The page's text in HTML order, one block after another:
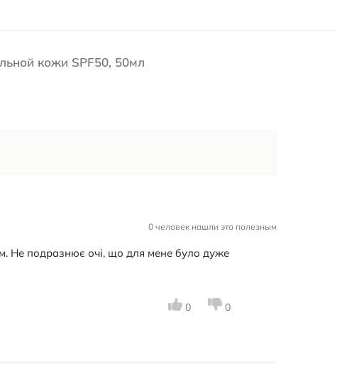
кожи SPF50, 50мл
0 человек нашли это полезным
Не подразнює очі, що для мене було дуже
0 0